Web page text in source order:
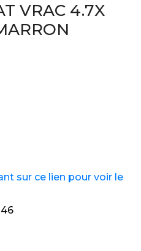
VRAC 4.7X
sur ce lien pour voir le